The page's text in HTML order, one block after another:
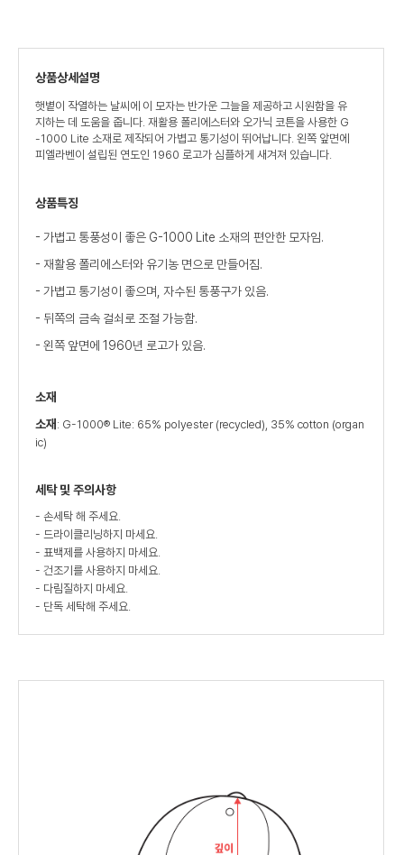
상품상세설명
햇볕이 작열하는 날씨에 이 모자는 반가운 그늘을 제공하고 시원함을 유
지하는 데 도움을 줍니다. 재활용 폴리에스터와 오가닉 코튼을 사용한 G
-1000 Lite 소재로 제작되어 가볍고 통기성이 뛰어납니다. 왼쪽 앞면에
피엘라벤이 설립된 연도인 1960 로고가 심플하게 새겨져 있습니다.
상품특징
- 가볍고 통풍성이 좋은 G-1000 Lite 소재의 편안한 모자임.
- 재활용 폴리에스터와 유기농 면으로 만들어짐.
- 가볍고 통기성이 좋으며, 자수된 통풍구가 있음.
- 뒤쪽의 금속 걸쇠로 조절 가능함.
- 왼쪽 앞면에 1960년 로고가 있음.
소재
소재 : G-1000® Lite: 65% polyester (recycled), 35% cotton (organ
ic)
세탁 및 주의사항
- 손세탁 해 주세요.
- 드라이클리닝하지 마세요.
- 표백제를 사용하지 마세요.
- 건조기를 사용하지 마세요.
- 다림질하지 마세요.
- 단독 세탁해 주세요.